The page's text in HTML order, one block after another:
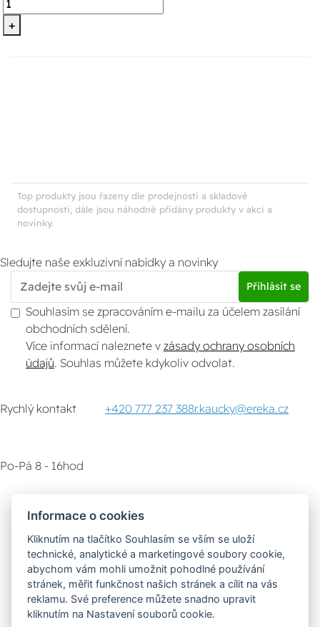
+
Top produkty jsou řazeny dle prodejnosti a skladové
dostupnosti, dále jsou náhodně přidány produkty v akci a
novinky.
Sledujte naše exkluzivní nabídky a novinky
Přihlásit se
Souhlasím se zpracováním e-mailu za účelem zasílání
obchodních sdělení.
Více informací naleznete v zásady ochrany osobních
údajů . Souhlas můžete kdykoliv odvolat.
Rychlý kontakt +420 777 237 388r.kaucky@ereka.cz
Po-Pá 8 - 16hod
Poradna
Možnosti dopravy
Informace o cookies
Kliknutím na tlačítko Souhlasím se vším se uloží
technické, analytické a marketingové soubory cookie,
abychom vám mohli umožnit pohodlné používání
stránek, měřit funkčnost našich stránek a cílit na vás
reklamu. Své preference můžete snadno upravit
kliknutím na Nastavení souborů cookie.